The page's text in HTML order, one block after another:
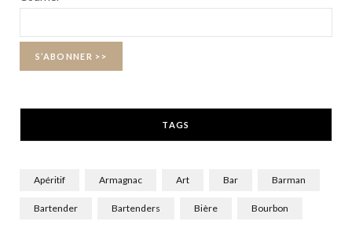
TAGS
Apéritif Armagnac Art Bar Barman
Bartender Bartenders Bière Bourbon